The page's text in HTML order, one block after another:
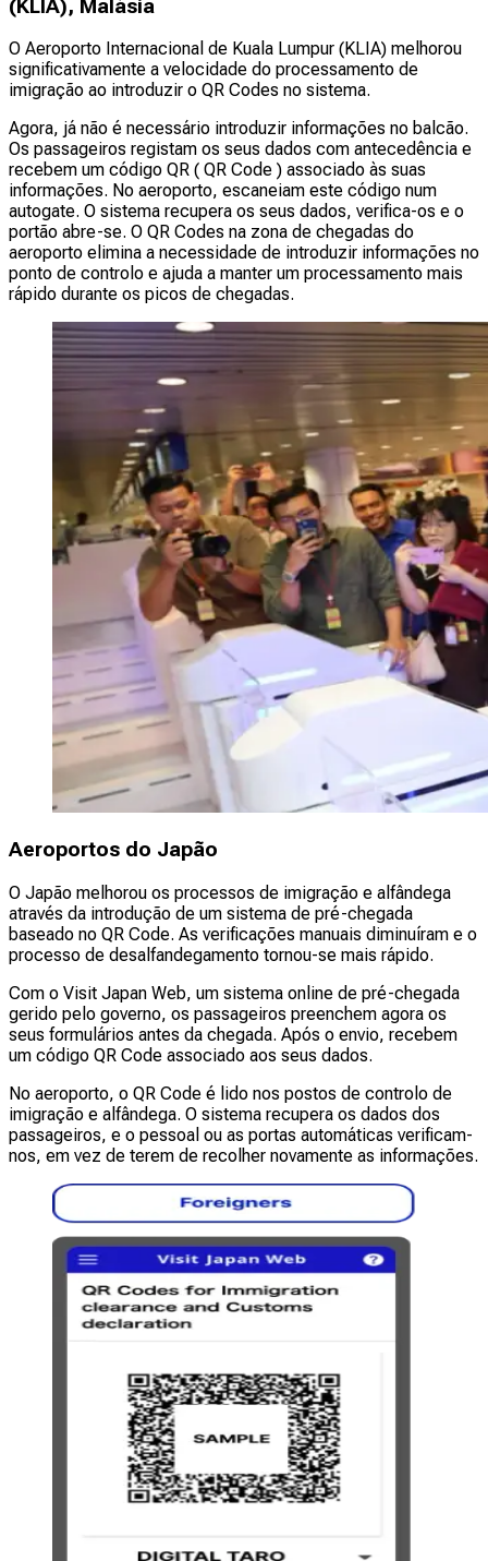
(KLIA), Malásia
O Aeroporto Internacional de Kuala Lumpur (KLIA) melhorou
significativamente a velocidade do processamento de
imigração ao introduzir o QR Codes no sistema.
Agora, já não é necessário introduzir informações no balcão.
Os passageiros registam os seus dados com antecedência e
recebem um código QR ( QR Code ) associado às suas
informações. No aeroporto, escaneiam este código num
autogate. O sistema recupera os seus dados, verifica-os e o
portão abre-se. O QR Codes na zona de chegadas do
aeroporto elimina a necessidade de introduzir informações no
ponto de controlo e ajuda a manter um processamento mais
rápido durante os picos de chegadas.
Aeroportos do Japão
O Japão melhorou os processos de imigração e alfândega
através da introdução de um sistema de pré-chegada
baseado no QR Code. As verificações manuais diminuíram e o
processo de desalfandegamento tornou-se mais rápido.
Com o Visit Japan Web, um sistema online de pré-chegada
gerido pelo governo, os passageiros preenchem agora os
seus formulários antes da chegada. Após o envio, recebem
um código QR Code associado aos seus dados.
No aeroporto, o QR Code é lido nos postos de controlo de
imigração e alfândega. O sistema recupera os dados dos
passageiros, e o pessoal ou as portas automáticas verificam-
nos, em vez de terem de recolher novamente as informações.